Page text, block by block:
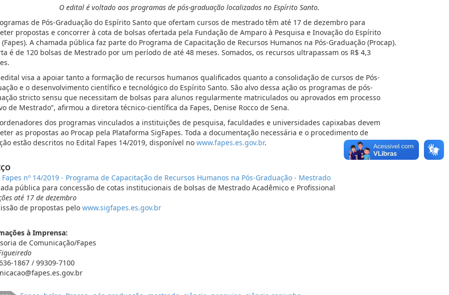
O edital é voltado aos programas de pós-graduação localizados no Espírito Santo.
de Pós-Graduação do Espírito Santo que ofertam cursos de mestrado têm até 17 de dezembro para
propostas e concorrer à cota de bolsas ofertada pela Fundação de Amparo à Pesquisa e Inovação do Espírito
(Fapes). A chamada pública faz parte do Programa de Capacitação de Recursos Humanos na Pós-Graduação (Procap).
é de 120 bolsas de Mestrado por um período de até 48 meses. Somados, os recursos ultrapassam os R$ 4,3
edital visa a apoiar tanto a formação de recursos humanos qualificados quanto a consolidação de cursos de Pós-
e o desenvolvimento científico e tecnológico do Espírito Santo. São alvo dessa ação os programas de pós-
stricto sensu que necessitam de bolsas para alunos regularmente matriculados ou aprovados em processo
de Mestrado”, afirmou a diretora técnico-científica da Fapes, Denise Rocco de Sena.
dos programas vinculados a instituições de pesquisa, faculdades e universidades capixabas devem
as propostas ao Procap pela Plataforma SigFapes. Toda a documentação necessária e o procedimento de
estão descritos no Edital Fapes 14/2019, disponível no www.fapes.es.gov.br.
nº 14/2019 - Programa de Capacitação de Recursos Humanos na Pós-Graduação - Mestrado
pública para concessão de cotas institucionais de bolsas de Mestrado Acadêmico e Profissional
até 17 de dezembro
de propostas pelo www.sigfapes.es.gov.br
à Imprensa:
de Comunicação/Fapes
1867 / 99309-7100